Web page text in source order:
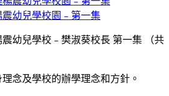
幼兒學校園﹣第一集
幼兒學校﹣樊淑葵校長 第一集 （共
念及學校的辦學理念和方針。